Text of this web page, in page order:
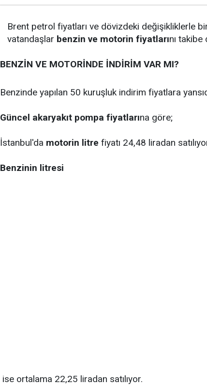
Brent petrol fiyatları ve dövizdeki değişikliklerle
vatandaşlar benzin ve motorin fiyatlarını
BENZİN VE MOTORİNDE İNDİRİM VAR MI?
Benzinde yapılan 50 kuruşluk indirim fiyatlara
Güncel akaryakıt pompa fiyatlarına göre;
İstanbul'da motorin litre fiyatı 24,48 liradan
Benzinin litresi
ise ortalama 22,25 liradan satılıyor.